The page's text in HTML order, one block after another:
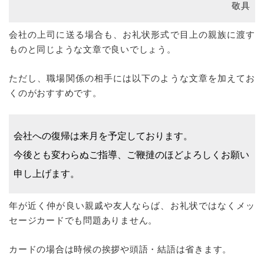
敬具
会社の上司に送る場合も、お礼状形式で目上の親族に渡す
ものと同じような文章で良いでしょう。
ただし、職場関係の相手には以下のような文章を加えてお
くのがおすすめです。
会社への復帰は来月を予定しております。
今後とも変わらぬご指導、ご鞭撻のほどよろしくお願い
申し上げます。
年が近く仲が良い親戚や友人ならば、お礼状ではなくメッ
セージカードでも問題ありません。
カードの場合は時候の挨拶や頭語・結語は省きます。